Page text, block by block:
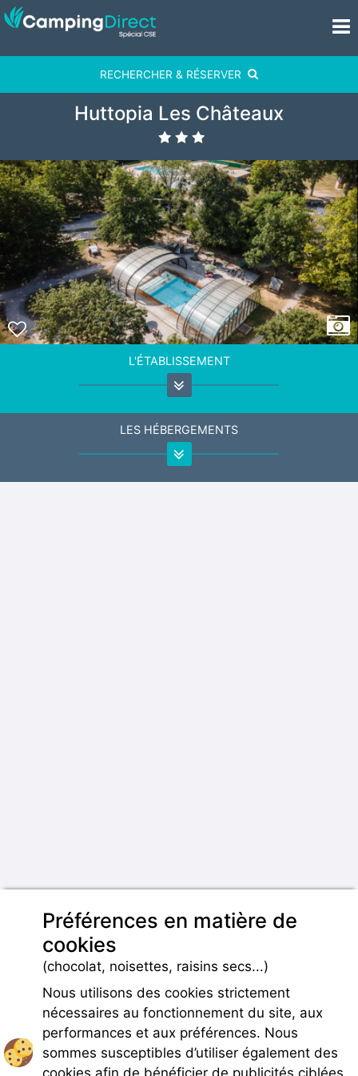
RECHERCHER & RÉSERVER
Huttopia Les Châteaux
L'ÉTABLISSEMENT
LES HÉBERGEMENTS
Préférences en matière de
cookies
(chocolat, noisettes, raisins secs...)
Nous utilisons des cookies strictement
nécessaires au fonctionnement du site, aux
performances et aux préférences. Nous
sommes susceptibles d’utiliser également des
cookies afin de bénéficier de publicités ciblées